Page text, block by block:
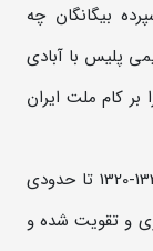
بیگانگان چه
پلیس با آبادی
کام ملت ایران
گرچه نیروهای انتظامی ایران طی سال های 1329-1320 تا حدودی
و تقویت شده و